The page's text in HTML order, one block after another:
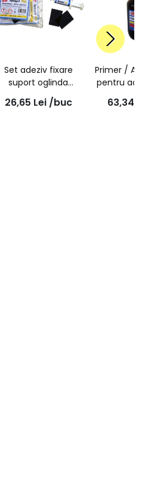
Set adeziv fixare
suport oglinda
retrovizoare pe
parbriz 1g | STC
26,65 Lei /buc
Primer /
pentru
63,34